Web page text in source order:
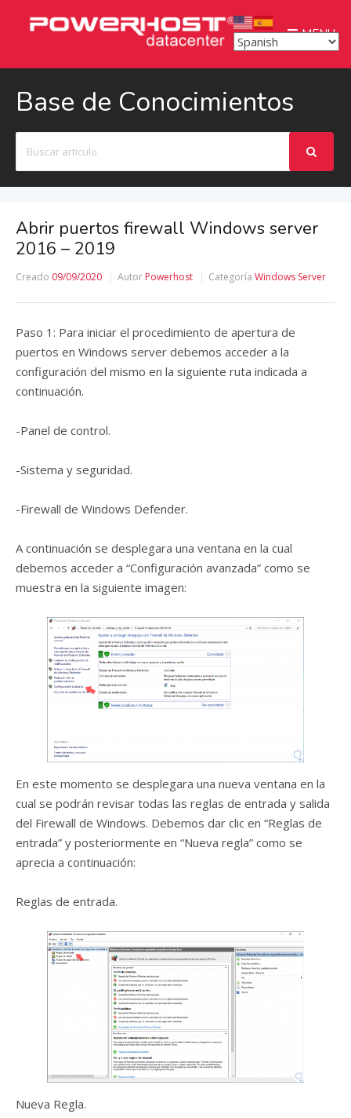
MENU
Base de Conocimientos
Abrir puertos firewall Windows server
2016 – 2019
Creado 09/09/2020 Autor Powerhost Categoría Windows Server
Paso 1: Para iniciar el procedimiento de apertura de
puertos en Windows server debemos acceder a la
configuración del mismo en la siguiente ruta indicada a
continuación.
-Panel de control.
-Sistema y seguridad.
-Firewall de Windows Defender.
A continuación se desplegara una ventana en la cual
debemos acceder a “Configuración avanzada” como se
muestra en la siguiente imagen:
En este momento se desplegara una nueva ventana en la
cual se podrán revisar todas las reglas de entrada y salida
del Firewall de Windows. Debemos dar clic en “Reglas de
entrada” y posteriormente en “Nueva regla” como se
aprecia a continuación:
Reglas de entrada.
Nueva Regla.